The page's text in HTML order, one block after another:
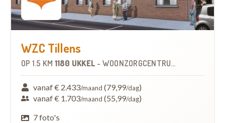
WZC Tillens
OP 1.5 KM 1180 UKKEL - WOONZORGCENTRUM (WZC)
vanaf € 2.433/maand (79,99/dag)
vanaf € 1.703/maand (55,99/dag)
7 foto's